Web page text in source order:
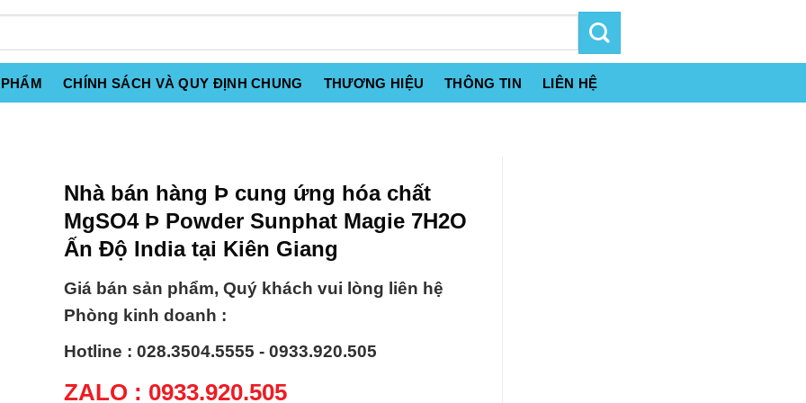
CHÍNH SÁCH VÀ QUY ĐỊNH CHUNG THƯƠNG HIỆU THÔNG TIN LIÊN HỆ
Nhà bán hàng Þ cung ứng hóa chất
MgSO4 Þ Powder Sunphat Magie 7H2O
Ấn Độ India tại Kiên Giang
Giá bán sản phẩm, Quý khách vui lòng liên hệ
Phòng kinh doanh :
Hotline : 028.3504.5555 - 0933.920.505
ZALO : 0933.920.505